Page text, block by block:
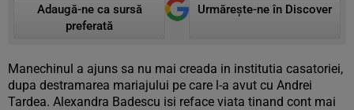
Adaugă-ne ca sursă
preferată
Urmărește-ne în Discover
Manechinul a ajuns sa nu mai creada in institutia casatoriei,
dupa destramarea mariajului pe care l-a avut cu Andrei
Tardea. Alexandra Badescu isi reface viata tinand cont mai